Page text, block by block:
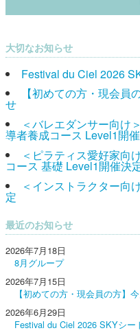
大切なお知らせ
Festival du Ciel 2026
【初めての方・現会員
せ
＜バレエダンサー向け
導者養成コース Level1開
＜ピラティス愛好家向
コース 基礎 Level1開催決
＜インストラクター向
定
最近のお知らせ
2026年7月18日
8月グループ
2026年7月15日
【初めての方・現会員の方】
2026年6月29日
Festival du Ciel 2026 SKYシー